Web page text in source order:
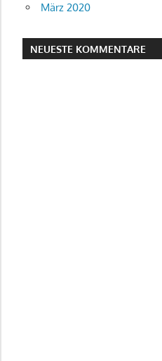
März 2020
NEUESTE KOMMENTARE